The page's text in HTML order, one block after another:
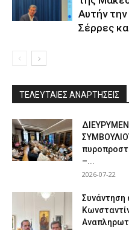
Αυτήν
Σέρρες
ΤΕΛΕΥΤΑΙΕΣ ΑΝΑΡΤΗΣΕΙΣ
–...
2026-07-22
Συνάντηση